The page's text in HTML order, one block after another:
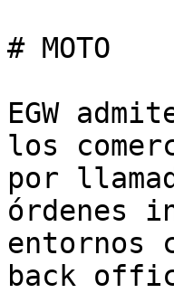
# MOTO
EGW
los
por
órdenes
entornos
back